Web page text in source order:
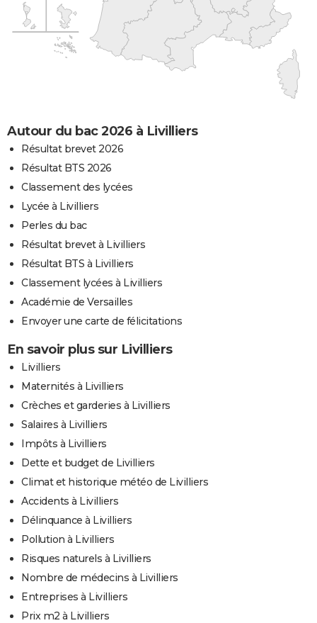
Autour du bac 2026 à Livilliers
Résultat brevet 2026
Résultat BTS 2026
Classement des lycées
Lycée à Livilliers
Perles du bac
Résultat brevet à Livilliers
Résultat BTS à Livilliers
Classement lycées à Livilliers
Académie de Versailles
Envoyer une carte de félicitations
En savoir plus sur Livilliers
Livilliers
Maternités à Livilliers
Crèches et garderies à Livilliers
Salaires à Livilliers
Impôts à Livilliers
Dette et budget de Livilliers
Climat et historique météo de Livilliers
Accidents à Livilliers
Délinquance à Livilliers
Pollution à Livilliers
Risques naturels à Livilliers
Nombre de médecins à Livilliers
Entreprises à Livilliers
Prix m2 à Livilliers